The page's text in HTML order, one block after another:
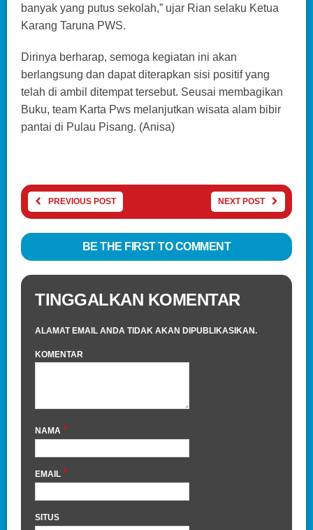
banyak yang putus sekolah,” ujar Rian selaku Ketua
Karang Taruna PWS.
Dirinya berharap, semoga kegiatan ini akan
berlangsung dan dapat diterapkan sisi positif yang
telah di ambil ditempat tersebut. Seusai membagikan
Buku, team Karta Pws melanjutkan wisata alam bibir
pantai di Pulau Pisang. (Anisa)
PREVIOUS POST NEXT POST
BE THE FIRST TO COMMENT
TINGGALKAN KOMENTAR
ALAMAT EMAIL ANDA TIDAK AKAN DIPUBLIKASIKAN.
KOMENTAR
NAMA *
EMAIL *
SITUS